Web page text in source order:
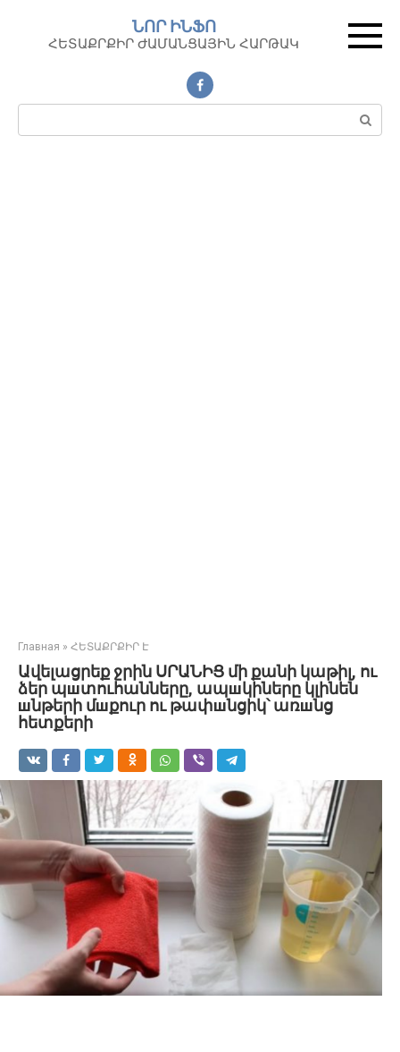
контенту
ՆՈՐ ԻՆՖՈ
ՀԵՏԱՔՐՔԻՐ ԺԱՄԱՆՑԱՅԻՆ ՀԱՐԹԱԿ
Поиск:
Главная » ՀԵՏԱՔՐՔԻՐ Է
Ավելացրեք ջրին ՍՐԱՆԻՑ մի քանի կաթիլ, ու
ձեր պшտուհանները, ապшկիները կլինեն
шնթերի մшքուր ու թափшնցիկ՝ առшնց
հետքերի